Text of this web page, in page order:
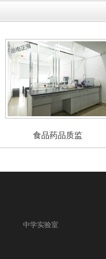
食品药品质监
中学实验室